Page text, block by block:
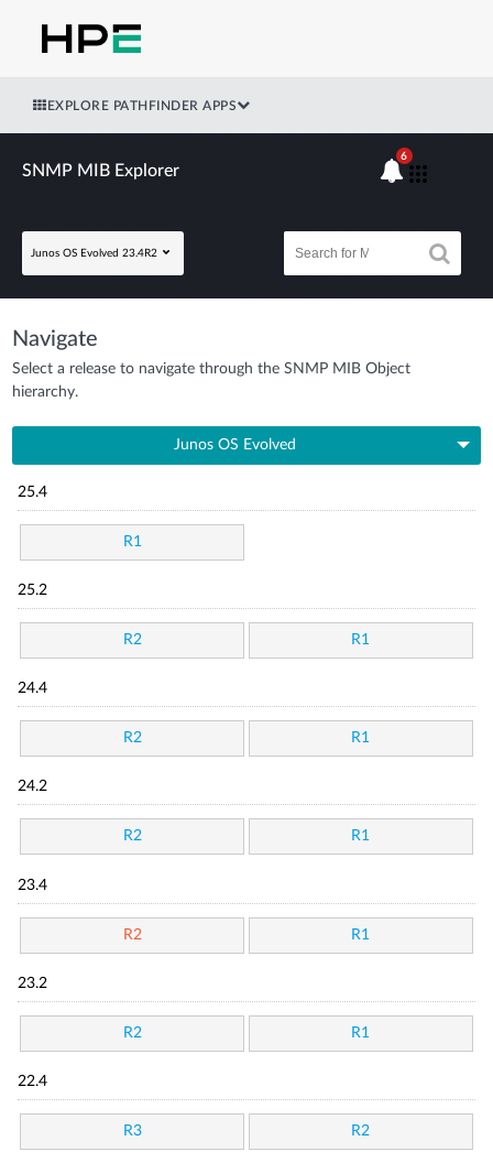
EXPLORE PATHFINDER APPS
SNMP MIB Explorer
Junos OS Evolved 23.4R2
6
Navigate
Select a release to navigate through the SNMP MIB Object
hierarchy.
Junos OS Evolved
25.4
R1
25.2
R2 R1
24.4
R2 R1
24.2
R2 R1
23.4
R2 R1
23.2
R2 R1
22.4
R3 R2